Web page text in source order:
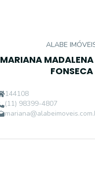
ALABE
MARIANA
FONSECA
144108
(11) 98399-4807